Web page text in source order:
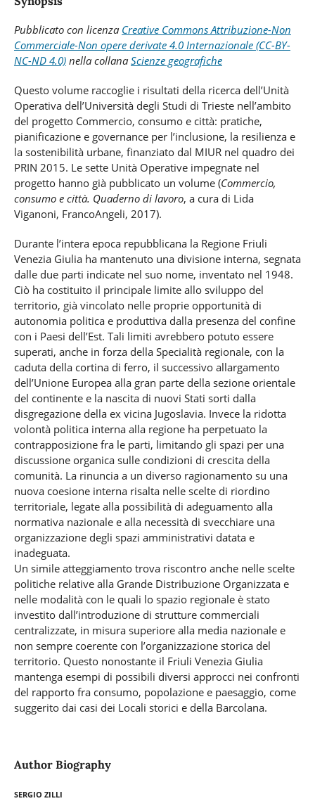
Pubblicato con licenza Creative Commons Attribuzione-Non
Commerciale-Non opere derivate 4.0 Internazionale (CC-BY-
NC-ND 4.0)nella collana Scienze geografiche
Questo volume raccoglie i risultati della ricerca dell’Unità
Operativa dell’Università degli Studi di Trieste nell’ambito
del progetto Commercio, consumo e città: pratiche,
pianificazione e governance per l’inclusione, la resilienza e
la sostenibilità urbane, finanziato dal MIUR nel quadro dei
PRIN 2015. Le sette Unità Operative impegnate nel
progetto hanno già pubblicato un volume (Commercio,
consumo e città. Quaderno di lavoro, a cura di Lida
Viganoni, FrancoAngeli, 2017).
Durante l’intera epoca repubblicana la Regione Friuli
Venezia Giulia ha mantenuto una divisione interna, segnata
dalle due parti indicate nel suo nome, inventato nel 1948.
Ciò ha costituito il principale limite allo sviluppo del
territorio, già vincolato nelle proprie opportunità di
autonomia politica e produttiva dalla presenza del confine
con i Paesi dell’Est. Tali limiti avrebbero potuto essere
superati, anche in forza della Specialità regionale, con la
caduta della cortina di ferro, il successivo allargamento
dell’Unione Europea alla gran parte della sezione orientale
del continente e la nascita di nuovi Stati sorti dalla
disgregazione della ex vicina Jugoslavia. Invece la ridotta
volontà politica interna alla regione ha perpetuato la
contrapposizione fra le parti, limitando gli spazi per una
discussione organica sulle condizioni di crescita della
comunità. La rinuncia a un diverso ragionamento su una
nuova coesione interna risalta nelle scelte di riordino
territoriale, legate alla possibilità di adeguamento alla
normativa nazionale e alla necessità di svecchiare una
organizzazione degli spazi amministrativi datata e
inadeguata.
Un simile atteggiamento trova riscontro anche nelle scelte
politiche relative alla Grande Distribuzione Organizzata e
nelle modalità con le quali lo spazio regionale è stato
investito dall’introduzione di strutture commerciali
centralizzate, in misura superiore alla media nazionale e
non sempre coerente con l’organizzazione storica del
territorio. Questo nonostante il Friuli Venezia Giulia
mantenga esempi di possibili diversi approcci nei confronti
del rapporto fra consumo, popolazione e paesaggio, come
suggerito dai casi dei Locali storici e della Barcolana.
Author Biography
Sergio Zilli